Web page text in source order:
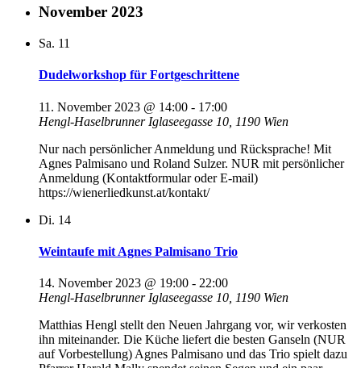
November 2023
Sa. 11
Dudelworkshop für Fortgeschrittene
11. November 2023 @ 14:00 - 17:00
Hengl-Haselbrunner Iglaseegasse 10, 1190 Wien
Nur nach persönlicher Anmeldung und Rücksprache! Mit
Agnes Palmisano und Roland Sulzer. NUR mit persönlicher
Anmeldung (Kontaktformular oder E-mail)
https://wienerliedkunst.at/kontakt/
Di. 14
Weintaufe mit Agnes Palmisano Trio
14. November 2023 @ 19:00 - 22:00
Hengl-Haselbrunner Iglaseegasse 10, 1190 Wien
Matthias Hengl stellt den Neuen Jahrgang vor, wir verkosten
ihn miteinander. Die Küche liefert die besten Ganseln (NUR
auf Vorbestellung) Agnes Palmisano und das Trio spielt dazu